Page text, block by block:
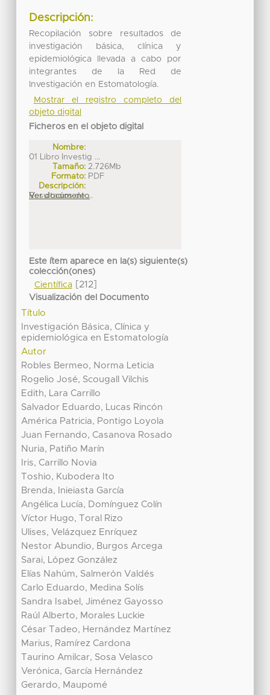
Descripción:
Recopilación sobre resultados de
investigación básica, clínica y
epidemiológica llevada a cabo por
integrantes de la Red de
Investigación en Estomatología.
Mostrar el registro completo del
objeto digital
Ficheros en el objeto digital
Nombre:
01 Libro Investig ...
Tamaño: 2.726Mb
Formato: PDF
Descripción:
Resultados de ...
Ver documento
Este ítem aparece en la(s) siguiente(s)
colección(ones)
Científica[212]
Visualización del Documento
Título
Investigación Básica, Clínica y
epidemiológica en Estomatología
Autor
Robles Bermeo, Norma Leticia
Rogelio José, Scougall Vilchis
Edith, Lara Carrillo
Salvador Eduardo, Lucas Rincón
América Patricia, Pontigo Loyola
Juan Fernando, Casanova Rosado
Nuria, Patiño Marín
Iris, Carrillo Novia
Toshio, Kubodera Ito
Brenda, Inieiasta García
Angélica Lucía, Domínguez Colín
Víctor Hugo, Toral Rizo
Ulises, Velázquez Enríquez
Nestor Abundio, Burgos Arcega
Sarai, López González
Elías Nahúm, Salmerón Valdés
Carlo Eduardo, Medina Solís
Sandra Isabel, Jiménez Gayosso
Raúl Alberto, Morales Luckie
César Tadeo, Hernández Martínez
Marius, Ramírez Cardona
Taurino Amilcar, Sosa Velasco
Verónica, García Hernández
Gerardo, Maupomé